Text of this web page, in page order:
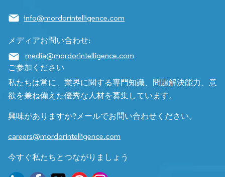
info@mordorintelligence.com
メディアお問い合わせ:
media@mordorintelligence.com
ご参加ください
私たちは常に、業界に関する専門知識、問題解決能力、意
欲を兼ね備えた優秀な人材を募集しています。
興味がありますか?メールでお問い合わせください。
careers@mordorintelligence.com
今すぐ私たちとつながりましょう